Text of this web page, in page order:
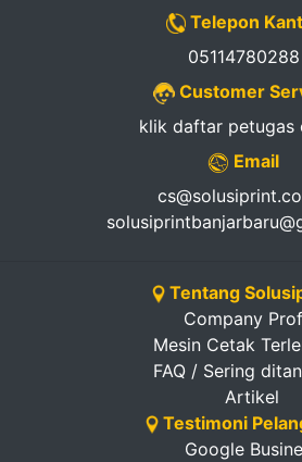
Telepon
05114780288
Customer
klik daftar petugas
Email
Tentang
Company
Mesin Cetak
FAQ / Sering
Artikel
Testimoni
Google